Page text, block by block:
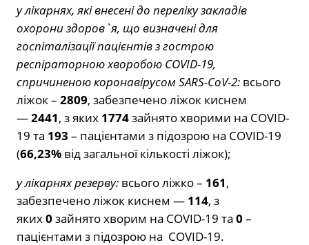
у лікарнях, які внесені до переліку закладів
охорони здоров`я, що визначені для
госпіталізації пацієнтів з гострою
респіраторною хворобою COVID-19,
спричиненою коронавірусом SARS-CoV-2: всього
ліжок – 2809, забезпечено ліжок киснем
—2441, з яких 1774зайнято хворими на COVID-
19 та 193 – пацієнтами з підозрою на COVID-19
(66,23% від загальної кількості ліжок);
у лікарнях резерву: всього ліжко – 161,
забезпечено ліжок киснем — 114, з
яких0 зайнято хворим на COVID-19 та 0 –
пацієнтами з підозрою на COVID-19.